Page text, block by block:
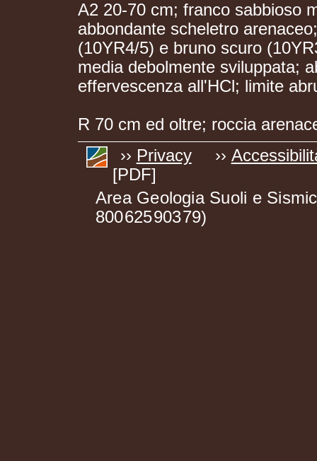
A2 20-70 cm; franco sabbioso
abbondante scheletro
(10YR4/5) e bruno scuro
media debolmente sviluppata;
effervescenza all'HCl; limite
R 70 cm ed oltre; roccia
›› Privacy ››
[PDF]
Area Geologia Suoli e
80062590379)